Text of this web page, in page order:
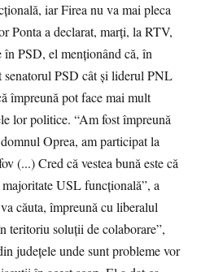
iar Firea nu va mai pleca
Ponta a declarat, marţi, la RTV,
în PSD, el menţionând că, în
PSD cât şi liderul PNL
împreună pot face mai mult
lor politice. “Am fost împreună
Oprea, am participat la
(...) Cred că vestea bună este că
USL funcţională”, a
căuta, împreună cu liberalul
teritoriu soluţii de colaborare”,
judeţele unde sunt probleme vor